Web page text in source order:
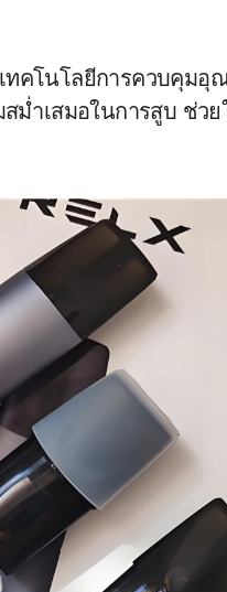
ทคโนโลยีการควบคุม
ม่ำเสมอในการสูบ ช่ว